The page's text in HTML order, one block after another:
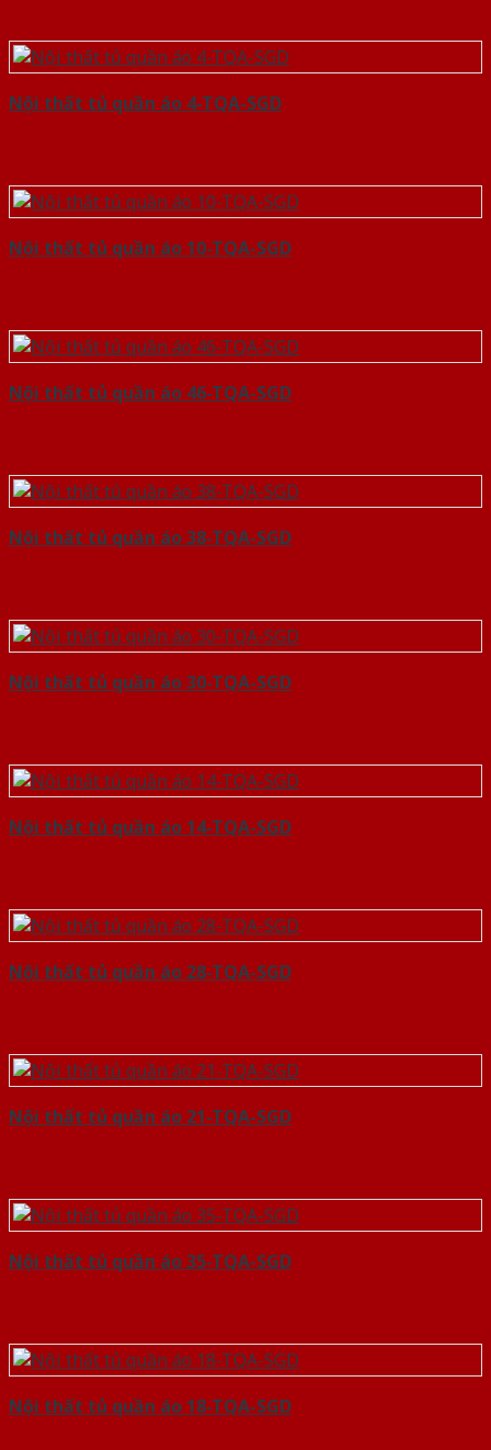
Nội thất tủ quần áo 4-TQA-SGD
Nội thất tủ quần áo 10-TQA-SGD
Nội thất tủ quần áo 46-TQA-SGD
Nội thất tủ quần áo 38-TQA-SGD
Nội thất tủ quần áo 30-TQA-SGD
Nội thất tủ quần áo 14-TQA-SGD
Nội thất tủ quần áo 28-TQA-SGD
Nội thất tủ quần áo 21-TQA-SGD
Nội thất tủ quần áo 35-TQA-SGD
Nội thất tủ quần áo 18-TQA-SGD